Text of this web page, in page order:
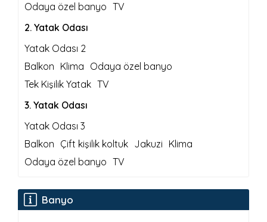
Odaya özel banyo TV
2. Yatak Odası
Yatak Odası 2
Balkon Klima Odaya özel banyo
Tek Kişilik Yatak TV
3. Yatak Odası
Yatak Odası 3
Balkon Çift kişilik koltuk Jakuzi Klima
Odaya özel banyo TV
Banyo